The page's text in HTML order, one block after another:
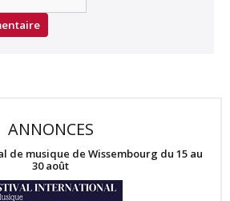
ANNONCES
de musique de Wissembourg du 15 au
30 août